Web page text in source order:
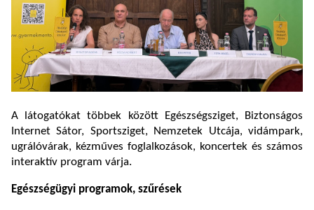
A látogatókat többek között Egészségsziget, Biztonságos
Internet Sátor, Sportsziget, Nemzetek Utcája, vidámpark,
ugrálóvárak, kézműves foglalkozások, koncertek és számos
interaktív program várja.
Egészségügyi programok, szűrések